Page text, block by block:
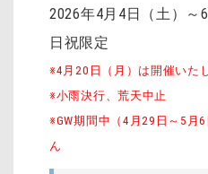
2026年4月4日（土）
日祝限定
※4月20日（月）は開催いた
※小雨決行、荒天中止
※GW期間中（4月29日～5月
ん